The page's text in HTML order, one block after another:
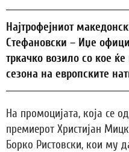
Најтрофејниот
Стефановски – Иџе
тркачко возило со кое ќе
сезона на европските
На промоцијата, која се
премиерот Христијан
Борко Ристовски, кои му